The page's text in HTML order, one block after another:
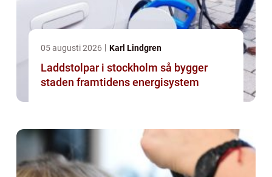
05 augusti 2026 Karl Lindgren
Laddstolpar i stockholm så bygger
staden framtidens energisystem